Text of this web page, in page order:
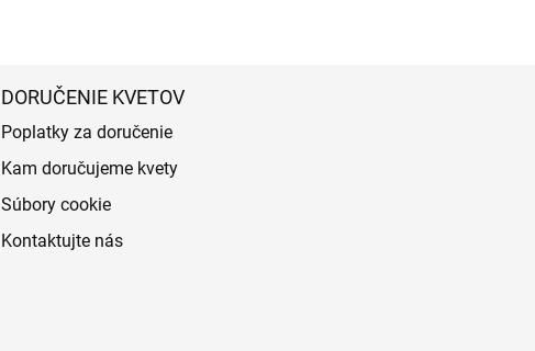
DORUČENIE KVETOV
Poplatky za doručenie
Kam doručujeme kvety
Súbory cookie
Kontaktujte nás